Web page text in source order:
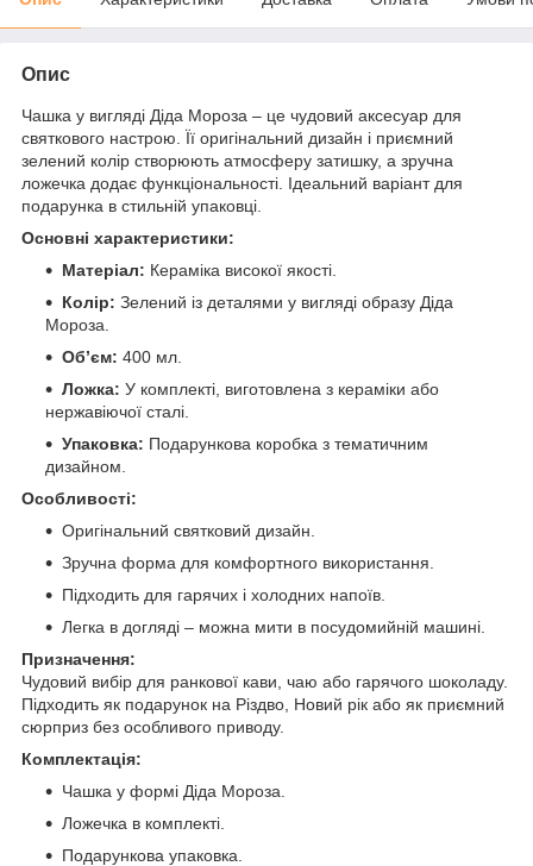
Опис
Чашка у вигляді Діда Мороза – це чудовий аксесуар для
святкового настрою. Її оригінальний дизайн і приємний
зелений колір створюють атмосферу затишку, а зручна
ложечка додає функціональності. Ідеальний варіант для
подарунка в стильній упаковці.
Основні характеристики:
Матеріал: Кераміка високої якості.
Колір: Зелений із деталями у вигляді образу Діда
Мороза.
Об’єм: 400 мл.
Ложка: У комплекті, виготовлена з кераміки або
нержавіючої сталі.
Упаковка: Подарункова коробка з тематичним
дизайном.
Особливості:
Оригінальний святковий дизайн.
Зручна форма для комфортного використання.
Підходить для гарячих і холодних напоїв.
Легка в догляді – можна мити в посудомийній машині.
Призначення:
Чудовий вибір для ранкової кави, чаю або гарячого шоколаду.
Підходить як подарунок на Різдво, Новий рік або як приємний
сюрприз без особливого приводу.
Комплектація:
Чашка у формі Діда Мороза.
Ложечка в комплекті.
Подарункова упаковка.